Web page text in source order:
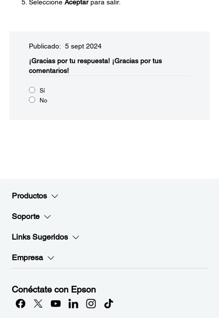
Seleccione Aceptarpara salir.
Publicado: 5 sept 2024
¡Gracias por tu respuesta! ¡Gracias por tus
comentarios!
Sí
No
Productos
Soporte
Links Sugeridos
Empresa
Conéctate con Epson